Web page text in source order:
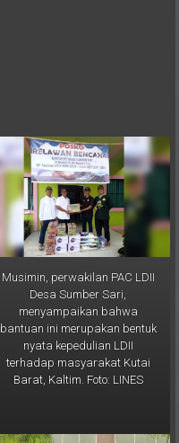
Musimin, perwakilan PAC LDII
Desa Sumber Sari,
menyampaikan bahwa
bantuan ini merupakan bentuk
nyata kepedulian LDII
terhadap masyarakat Kutai
Barat, Kaltim. Foto: LINES